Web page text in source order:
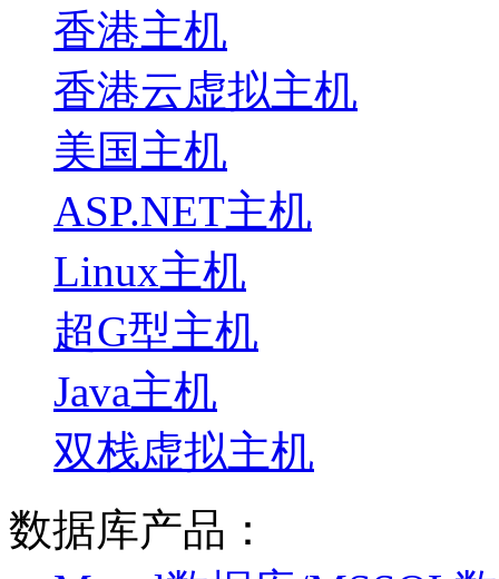
香港主机
香港云虚拟主机
美国主机
ASP.NET主机
Linux主机
超G型主机
Java主机
双栈虚拟主机
数据库产品：